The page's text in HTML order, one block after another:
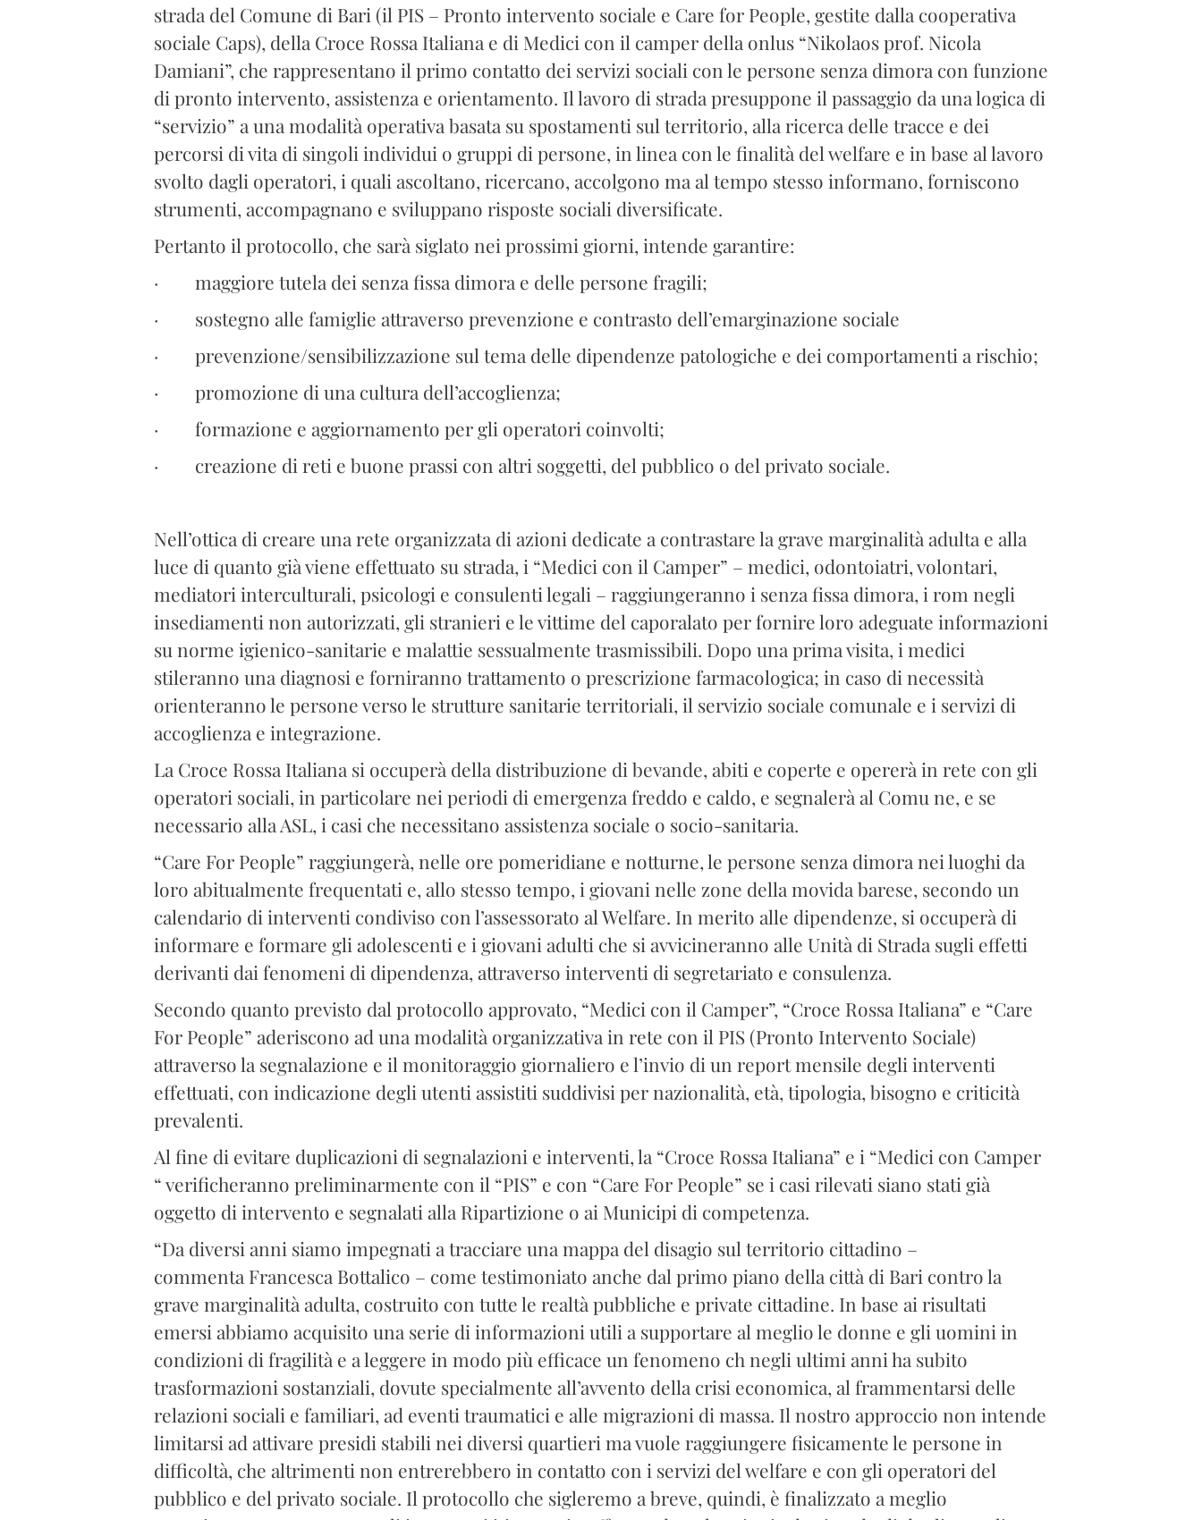
strada del Comune di Bari (il PIS – Pronto intervento sociale e Care for People, gestite dalla cooperativa
sociale Caps), della Croce Rossa Italiana e di Medici con il camper della onlus “Nikolaos prof. Nicola
Damiani”, che rappresentano il primo contatto dei servizi sociali con le persone senza dimora con funzione
di pronto intervento, assistenza e orientamento. Il lavoro di strada presuppone il passaggio da una logica di
“servizio” a una modalità operativa basata su spostamenti sul territorio, alla ricerca delle tracce e dei
percorsi di vita di singoli individui o gruppi di persone, in linea con le finalità del welfare e in base al lavoro
svolto dagli operatori, i quali ascoltano, ricercano, accolgono ma al tempo stesso informano, forniscono
strumenti, accompagnano e sviluppano risposte sociali diversificate.
Pertanto il protocollo, che sarà siglato nei prossimi giorni, intende garantire:
· maggiore tutela dei senza fissa dimora e delle persone fragili;
· sostegno alle famiglie attraverso prevenzione e contrasto dell’emarginazione sociale
· prevenzione/sensibilizzazione sul tema delle dipendenze patologiche e dei comportamenti a rischio;
· promozione di una cultura dell’accoglienza;
· formazione e aggiornamento per gli operatori coinvolti;
· creazione di reti e buone prassi con altri soggetti, del pubblico o del privato sociale.
Nell’ottica di creare una rete organizzata di azioni dedicate a contrastare la grave marginalità adulta e alla
luce di quanto già viene effettuato su strada, i “Medici con il Camper” – medici, odontoiatri, volontari,
mediatori interculturali, psicologi e consulenti legali – raggiungeranno i senza fissa dimora, i rom negli
insediamenti non autorizzati, gli stranieri e le vittime del caporalato per fornire loro adeguate informazioni
su norme igienico-sanitarie e malattie sessualmente trasmissibili. Dopo una prima visita, i medici
stileranno una diagnosi e forniranno trattamento o prescrizione farmacologica; in caso di necessità
orienteranno le persone verso le strutture sanitarie territoriali, il servizio sociale comunale e i servizi di
accoglienza e integrazione.
La Croce Rossa Italiana si occuperà della distribuzione di bevande, abiti e coperte e opererà in rete con gli
operatori sociali, in particolare nei periodi di emergenza freddo e caldo, e segnalerà al Comu ne, e se
necessario alla ASL, i casi che necessitano assistenza sociale o socio-sanitaria.
“Care For People” raggiungerà, nelle ore pomeridiane e notturne, le persone senza dimora nei luoghi da
loro abitualmente frequentati e, allo stesso tempo, i giovani nelle zone della movida barese, secondo un
calendario di interventi condiviso con l’assessorato al Welfare. In merito alle dipendenze, si occuperà di
informare e formare gli adolescenti e i giovani adulti che si avvicineranno alle Unità di Strada sugli effetti
derivanti dai fenomeni di dipendenza, attraverso interventi di segretariato e consulenza.
Secondo quanto previsto dal protocollo approvato, “Medici con il Camper”, “Croce Rossa Italiana” e “Care
For People” aderiscono ad una modalità organizzativa in rete con il PIS (Pronto Intervento Sociale)
attraverso la segnalazione e il monitoraggio giornaliero e l’invio di un report mensile degli interventi
effettuati, con indicazione degli utenti assistiti suddivisi per nazionalità, età, tipologia, bisogno e criticità
prevalenti.
Al fine di evitare duplicazioni di segnalazioni e interventi, la “Croce Rossa Italiana” e i “Medici con Camper
“ verificheranno preliminarmente con il “PIS” e con “Care For People” se i casi rilevati siano stati già
oggetto di intervento e segnalati alla Ripartizione o ai Municipi di competenza.
“Da diversi anni siamo impegnati a tracciare una mappa del disagio sul territorio cittadino –
commenta Francesca Bottalico – come testimoniato anche dal primo piano della città di Bari contro la
grave marginalità adulta, costruito con tutte le realtà pubbliche e private cittadine. In base ai risultati
emersi abbiamo acquisito una serie di informazioni utili a supportare al meglio le donne e gli uomini in
condizioni di fragilità e a leggere in modo più efficace un fenomeno ch negli ultimi anni ha subito
trasformazioni sostanziali, dovute specialmente all’avvento della crisi economica, al frammentarsi delle
relazioni sociali e familiari, ad eventi traumatici e alle migrazioni di massa. Il nostro approccio non intende
limitarsi ad attivare presidi stabili nei diversi quartieri ma vuole raggiungere fisicamente le persone in
difficoltà, che altrimenti non entrerebbero in contatto con i servizi del welfare e con gli operatori del
pubblico e del privato sociale. Il protocollo che sigleremo a breve, quindi, è finalizzato a meglio